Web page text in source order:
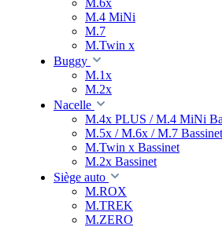
M.6x
M.4 MiNi
M.7
M.Twin x
Buggy
M.1x
M.2x
Nacelle
M.4x PLUS / M.4 MiNi
M.5x / M.6x / M.7 Bassinet
M.Twin x Bassinet
M.2x Bassinet
Siège auto
M.ROX
M.TREK
M.ZERO